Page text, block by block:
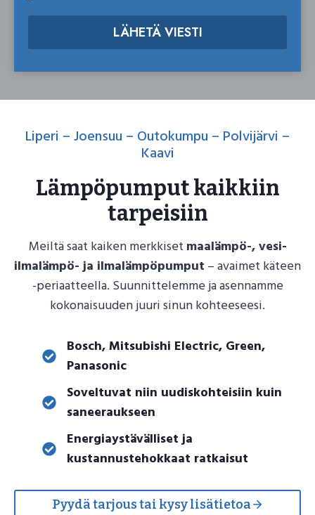
LÄHETÄ VIESTI
Liperi – Joensuu – Outokumpu – Polvijärvi –
Kaavi
Lämpöpumput kaikkiin
tarpeisiin
Meiltä saat kaiken merkkiset maalämpö-, vesi-
ilmalämpö- ja ilmalämpöpumput – avaimet käteen
-periaatteella. Suunnittelemme ja asennamme
kokonaisuuden juuri sinun kohteeseesi.
Bosch, Mitsubishi Electric, Green,
Panasonic
Soveltuvat niin uudiskohteisiin kuin
saneeraukseen
Energiaystävälliset ja
kustannustehokkaat ratkaisut
Pyydä tarjous tai kysy lisätietoa